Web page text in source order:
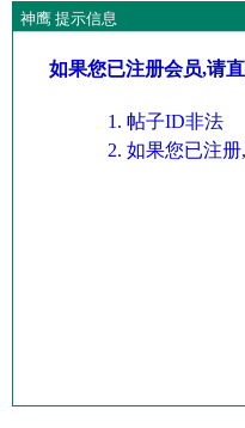
神鹰 提示信息
如果您已注册会员,请
帖子ID非法
如果您已注